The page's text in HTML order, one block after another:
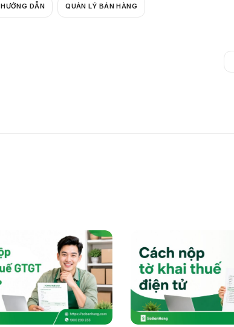
HƯỚNG DẪN QUẢN LÝ BÁN HÀNG